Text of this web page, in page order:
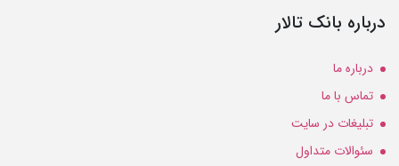
درباره بانک تالار
درباره ما
تماس با ما
تبلیغات در سایت
سئوالات متداول